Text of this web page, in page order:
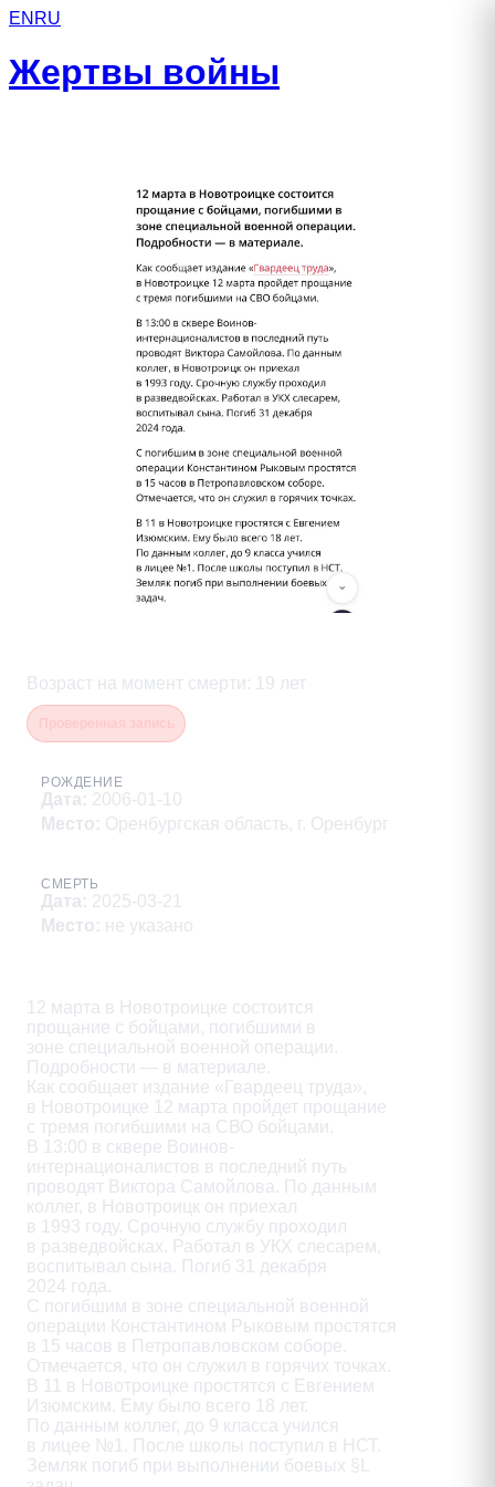
EN RU
Жертвы войны
Возраст на момент смерти : 19 лет
РОЖДЕНИЕ
Дата: 2006-01-10
Место: Оренбургская область, г. Оренбург
СМЕРТЬ
Дата: 2025-03-21
Место: не указано
12 марта в Новотроицке состоится
прощание с бойцами, погибшими в
зоне специальной военной операции.
Подробности — в материале.
Как сообщает издание «Гвардеец труда»,
в Новотроицке 12 марта пройдет прощание
с тремя погибшими на СВО бойцами.
В 13:00 в сквере Воинов-
интернационалистов в последний путь
проводят Виктора Самойлова. По данным
коллег, в Новотроицк он приехал
в 1993 году. Срочную службу проходил
в разведвойсках. Работал в УКХ слесарем,
воспитывал сына. Погиб 31 декабря
2024 года.
С погибшим в зоне специальной военной
операции Константином Рыковым простятся
в 15 часов в Петропавловском соборе.
Отмечается, что он служил в горячих точках.
В 11 в Новотроицке простятся с Евгением
Изюмским. Ему было всего 18 лет.
По данным коллег, до 9 класса учился
в лицее №1. После школы поступил в НСТ.
Земляк погиб при выполнении боевых §L